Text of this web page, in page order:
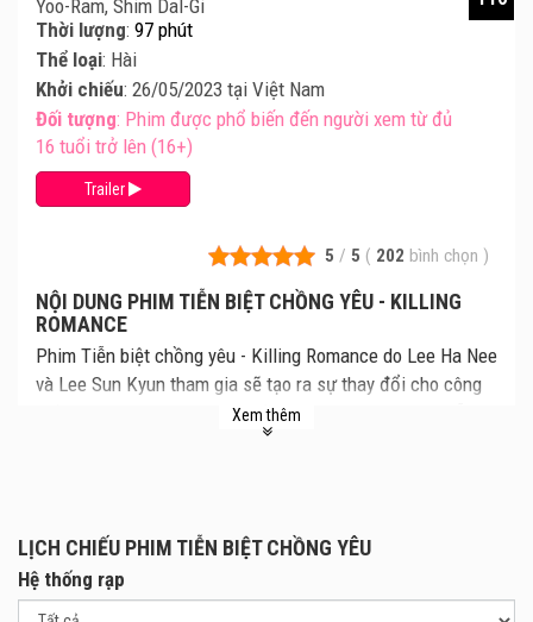
5 / 5 ( 202 bình chọn )
NỘI DUNG PHIM TIỄN BIỆT CHỒNG YÊU - KILLING
ROMANCE
Phim Tiễn biệt chồng yêu - Killing Romance do Lee Ha Nee
và Lee Sun Kyun tham gia sẽ tạo ra sự thay đổi cho công
thức phim hài lãng mạn, có nội dung xoay quanh nữ diễn
viên nổi tiếng và cuộc hôn nhân không hạnh phúc. Cùng
Phim kể về một nữ diễn viên nổi tiếng Hwang Yeo Rae (do
Lee Ha Nee thủ vai) đã kết hôn với Jonathan Na (do Lee
Xem thêm
Yoo-Ram, Shim Dal-Gi
Thời lượng: 97 phút
Thể loại: Hài
Khởi chiếu: 26/05/2023 tại Việt Nam
Đối tượng: Phim được phổ biến đến người xem từ đủ
16 tuổi trở lên (16+)
Trailer
LỊCH CHIẾU PHIM TIỄN BIỆT CHỒNG YÊU
Hệ thống rạp